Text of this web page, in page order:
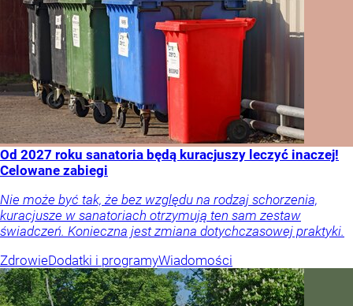
Od 2027 roku sanatoria będą kuracjuszy leczyć inaczej!
Celowane zabiegi
Nie może być tak, że bez względu na rodzaj schorzenia,
kuracjusze w sanatoriach otrzymują ten sam zestaw
świadczeń. Konieczna jest zmiana dotychczasowej praktyki.
ZdrowieDodatki i programyWiadomości